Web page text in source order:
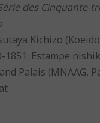
des Cinquante-
Kichizo
1851. Estampe
Palais (MNAAG,